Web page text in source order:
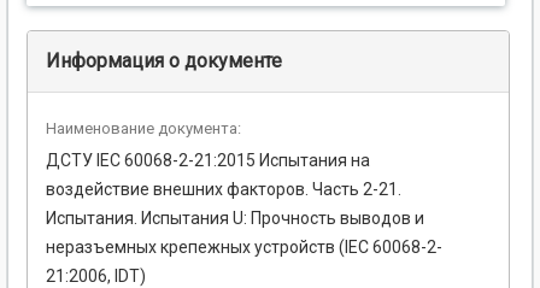
Информация о документе
Наименование документа:
ДСТУ IEC 60068-2-21:2015 Испытания на
воздействие внешних факторов. Часть 2-21.
Испытания. Испытания U: Прочность выводов и
неразъемных крепежных устройств (IEC 60068-2-
21:2006, IDT)